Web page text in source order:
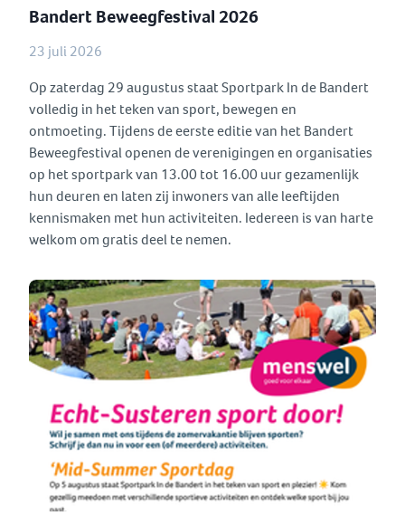
Bandert Beweegfestival 2026
23 juli 2026
Op zaterdag 29 augustus staat Sportpark In de Bandert
volledig in het teken van sport, bewegen en
ontmoeting. Tijdens de eerste editie van het Bandert
Beweegfestival openen de verenigingen en organisaties
op het sportpark van 13.00 tot 16.00 uur gezamenlijk
hun deuren en laten zij inwoners van alle leeftijden
kennismaken met hun activiteiten. Iedereen is van harte
welkom om gratis deel te nemen.